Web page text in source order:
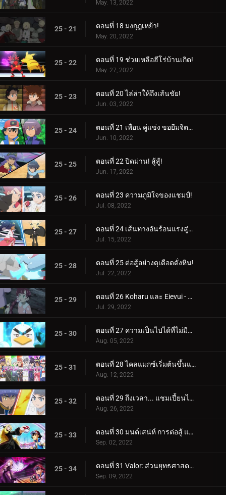
May. 13, 2022
25 - 21 ตอนที่ 18 มงกุฎเหย้า!
May. 20, 2022
25 - 22 ตอนที่ 19 ช่วยเหลือฮีโร่บ้านเกิด!
May. 27, 2022
25 - 23 ตอนที่ 20 ไล่ล่าให้ถึงเส้นชัย!
Jun. 03, 2022
25 - 24 ตอนที่ 21 เพื่อน คู่แข่ง ขอยืมจิตวิญญาณของคุณมาให้ฉัน!
Jun. 10, 2022
25 - 25 ตอนที่ 22 ปิดม่าน! สู้สู้!
Jun. 17, 2022
25 - 26 ตอนที่ 23 ความภูมิใจของแชมป์!
Jul. 08, 2022
25 - 27 ตอนที่ 24 เส้นทางอันร้อนแรงสู่การเป็นผู้เชี่ยวชาญ!
Jul. 15, 2022
25 - 28 ตอนที่ 25 ต่อสู้อย่างดุเดือดดั่งหิน!
Jul. 22, 2022
25 - 29 ตอนที่ 26 Koharu และ Eievui - ปาฏิหาริย์แห่งวิวัฒนาการ
Jul. 29, 2022
25 - 30 ตอนที่ 27 ความเป็นไปได้ที่ไม่มีที่สิ้นสุด!
Aug. 05, 2022
25 - 31 ตอนที่ 28 ไคลแมกซ์เริ่มต้นขึ้นแล้ว! ประสบการณ์การแข่งขันระดับปรมาจารย์ของ Satoshi!!
Aug. 12, 2022
25 - 32 ตอนที่ 29 ถึงเวลา... แชมเปี้ยนไทม์! (1)
Aug. 26, 2022
25 - 33 ตอนที่ 30 มนต์เสน่ห์ การต่อสู้ และความสับสน! (2)
Sep. 02, 2022
25 - 34 ตอนที่ 31 Valor: ส่วนยุทธศาสตร์ของการต่อสู้! (3)
Sep. 09, 2022